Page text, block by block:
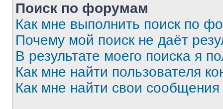
Поиск по форумам
Как мне выполнить поиск по
Почему мой поиск не даёт
В результате моего поиска я
Как мне найти пользователя
Как мне найти свои